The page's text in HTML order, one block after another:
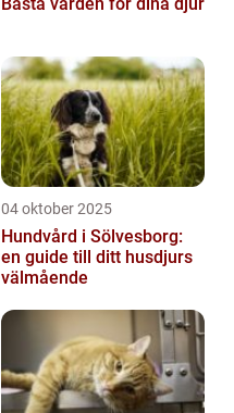
04 oktober 2025
Hundvård i Sölvesborg:
en guide till ditt husdjurs
välmående